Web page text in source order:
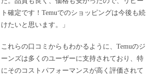
ト確定です！Temuでのショッピングは今後も続
けたいと思います。」
これらの口コミからもわかるように、Temuのジ
ーンズは多くのユーザーに支持されており、特
にそのコストパフォーマンスが高く評価されて